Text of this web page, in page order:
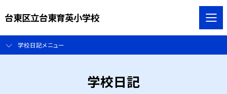
台東区立台東育英小学校
学校日記メニュー
学校日記